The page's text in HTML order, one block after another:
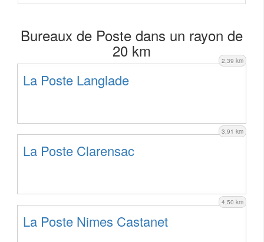
Bureaux de Poste dans un rayon de
20 km 2,39 km
La Poste Langlade
3,91 km
La Poste Clarensac
4,50 km
La Poste Nimes Castanet